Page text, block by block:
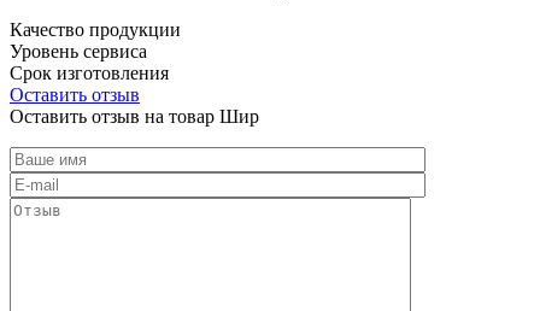
Качество продукции
Уровень сервиса
Срок изготовления
Оставить отзыв
Оставить отзыв на товар Шир